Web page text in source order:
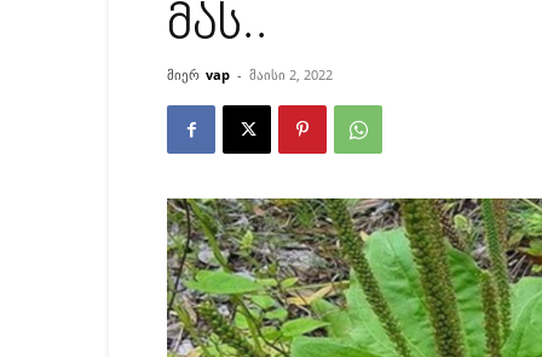
მას..
მიერ vap - მაისი 2, 2022